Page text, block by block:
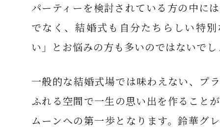
パーティーを検討されている方の中に
でなく、結婚式も自分たちらしい特
い」とお悩みの方も多いのではないで
一般的な結婚式場では味わえない、プ
ふれる空間で一生の思い出を作ること
ムーンへの第一歩となります。鈴華グ